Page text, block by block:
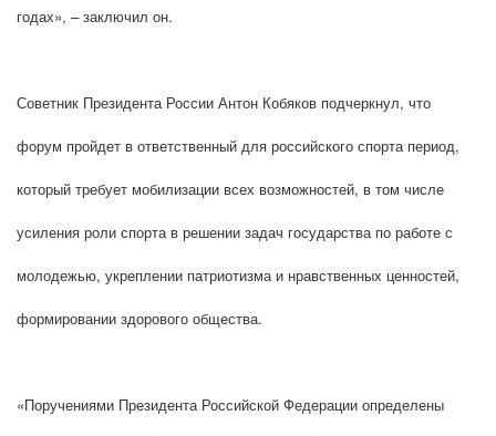
годах», – заключил он.
Советник Президента России Антон Кобяков подчеркнул, что
форум пройдет в ответственный для российского спорта период,
который требует мобилизации всех возможностей, в том числе
усиления роли спорта в решении задач государства по работе с
молодежью, укреплении патриотизма и нравственных ценностей,
формировании здорового общества.
«Поручениями Президента Российской Федерации определены